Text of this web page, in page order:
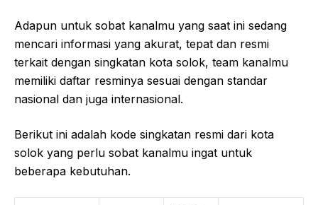
Adapun untuk sobat kanalmu yang saat ini sedang
mencari informasi yang akurat, tepat dan resmi
terkait dengan singkatan kota solok, team kanalmu
memiliki daftar resminya sesuai dengan standar
nasional dan juga internasional.
Berikut ini adalah kode singkatan resmi dari kota
solok yang perlu sobat kanalmu ingat untuk
beberapa kebutuhan.